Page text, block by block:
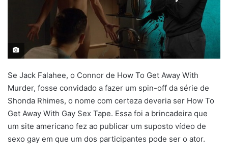
Se Jack Falahee, o Connor de How To Get Away With
Murder, fosse convidado a fazer um spin-off da série de
Shonda Rhimes, o nome com certeza deveria ser How To
Get Away With Gay Sex Tape. Essa foi a brincadeira que
um site americano fez ao publicar um suposto vídeo de
sexo gay em que um dos participantes pode ser o ator.